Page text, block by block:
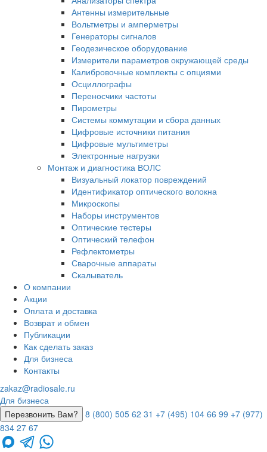
Антенны измерительные
Вольтметры и амперметры
Генераторы сигналов
Геодезическое оборудование
Измерители параметров окружающей среды
Калибровочные комплекты с опциями
Осциллографы
Переносчики частоты
Пирометры
Системы коммутации и сбора данных
Цифровые источники питания
Цифровые мультиметры
Электронные нагрузки
Монтаж и диагностика ВОЛС
Визуальный локатор повреждений
Идентификатор оптического волокна
Микроскопы
Наборы инструментов
Оптические тестеры
Оптический телефон
Рефлектометры
Сварочные аппараты
Скалыватель
О компании
Акции
Оплата и доставка
Возврат и обмен
Публикации
Как сделать заказ
Для бизнеса
Контакты
zakaz@radiosale.ru
Для бизнеса
Перезвонить Вам?
8 (800) 505 62 31 +7 (495) 104 66 99 +7 (977)
834 27 67